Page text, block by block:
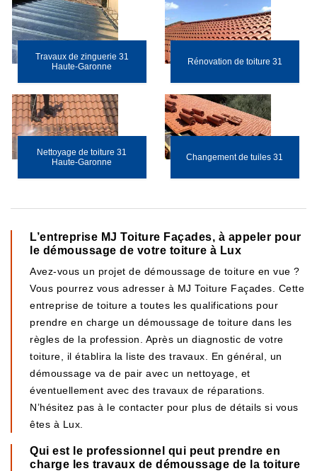
Travaux de zinguerie 31
Haute-Garonne
Rénovation de toiture 31
Nettoyage de toiture 31
Haute-Garonne
Changement de tuiles 31
L’entreprise MJ Toiture Façades, à appeler pour
le démoussage de votre toiture à Lux
Avez-vous un projet de démoussage de toiture en vue ?
Vous pourrez vous adresser à MJ Toiture Façades. Cette
entreprise de toiture a toutes les qualifications pour
prendre en charge un démoussage de toiture dans les
règles de la profession. Après un diagnostic de votre
toiture, il établira la liste des travaux. En général, un
démoussage va de pair avec un nettoyage, et
éventuellement avec des travaux de réparations.
N’hésitez pas à le contacter pour plus de détails si vous
êtes à Lux.
Qui est le professionnel qui peut prendre en
charge les travaux de démoussage de la toiture